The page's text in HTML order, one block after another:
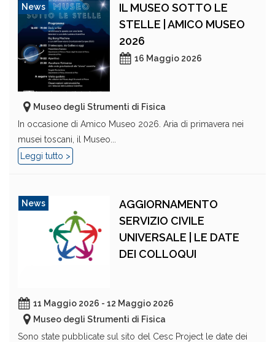
News
IL MUSEO SOTTO LE
STELLE | AMICO MUSEO
2026
16 Maggio 2026
Museo degli Strumenti di Fisica
In occasione di Amico Museo 2026. Aria di primavera nei
musei toscani, il Museo...
Leggi tutto >
News
AGGIORNAMENTO
SERVIZIO CIVILE
UNIVERSALE | LE DATE
DEI COLLOQUI
11 Maggio 2026 - 12 Maggio 2026
Museo degli Strumenti di Fisica
Sono state pubblicate sul sito del Cesc Project le date dei